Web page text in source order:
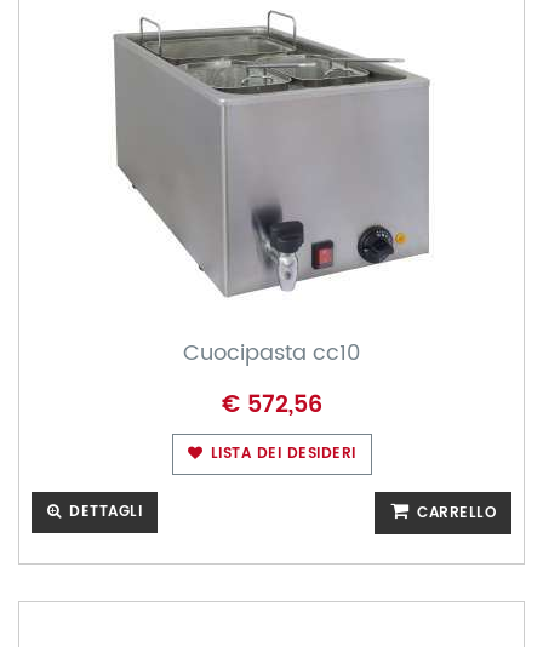
Cuocipasta cc10
€ 572,56
LISTA DEI DESIDERI
DETTAGLI CARRELLO